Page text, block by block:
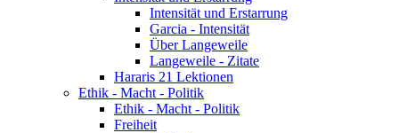
Intensität und Erstarrung
Garcia - Intensität
Über Langeweile
Langeweile - Zitate
Hararis 21 Lektionen
Ethik - Macht - Politik
Ethik - Macht - Politik
Freiheit